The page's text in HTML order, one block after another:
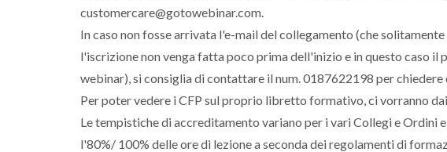
customercare@gotowebinar.com.
In caso non fosse arrivata l'e-mail del collegamento (che
l'iscrizione non venga fatta poco prima dell'inizio e in questo caso
webinar), si consiglia di contattare il num. 0187622198 per chiedere
Per poter vedere i CFP sul proprio libretto formativo, ci vorranno
Le tempistiche di accreditamento variano per i vari Collegi e Ordini
l'80%/ 100% delle ore di lezione a seconda dei regolamenti di